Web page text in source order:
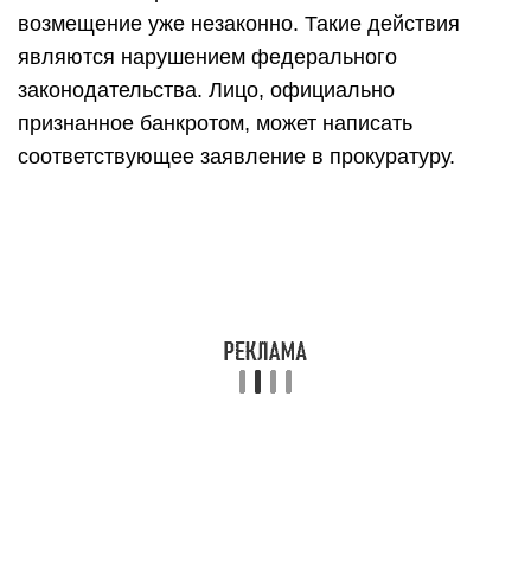
возмещение уже незаконно. Такие действия
являются нарушением федерального
законодательства. Лицо, официально
признанное банкротом, может написать
соответствующее заявление в прокуратуру.